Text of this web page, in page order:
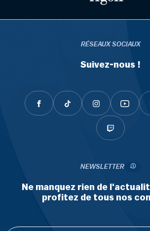
RÉSEAUX SOCIAUX
Suivez-nous !
NEWSLETTER
Ne manquez rien de
profitez de tous nos